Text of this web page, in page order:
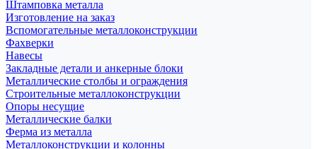
Штамповка металла
Изготовление на заказ
Вспомогательные металлоконструкции
Фахверки
Навесы
Закладные детали и анкерные блоки
Металлические столбы и ограждения
Строительные металлоконструкции
Опоры несущие
Металлические балки
Ферма из металла
Металлоконструкции и колонны